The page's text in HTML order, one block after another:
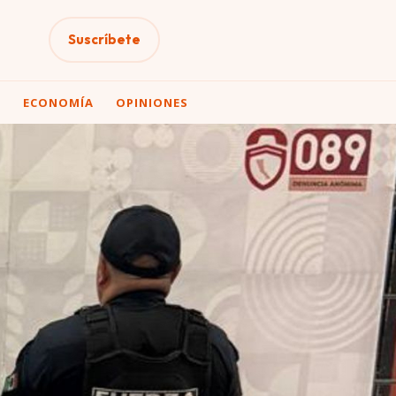
Suscríbete
ECONOMÍA OPINIONES